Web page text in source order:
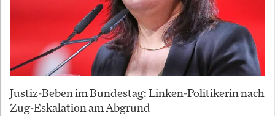
Justiz-Beben im Bundestag: Linken-Politikerin nach
Zug-Eskalation am Abgrund